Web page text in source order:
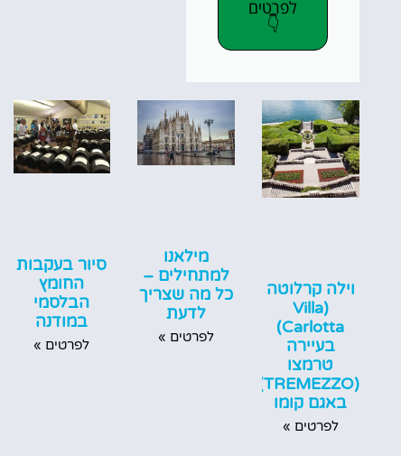
לפרטים
👇
וילה קרלוטה
(Villa
Carlotta)
בעיירה
טרמצו
(TREMEZZO)
באגם קומו
לפרטים »
מילאנו
למתחילים –
כל מה שצריך
לדעת
לפרטים »
סיור בעקבות
החומץ
הבלסמי
במודנה
לפרטים »